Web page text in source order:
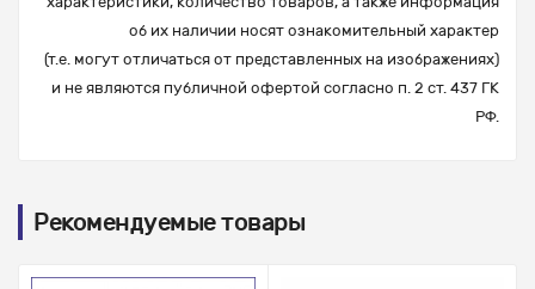
об их наличии носят ознакомительный характер
(т.е. могут отличаться от представленных на изображениях)
и не являются публичной офертой согласно п. 2 ст. 437 ГК
РФ.
Рекомендуемые товары